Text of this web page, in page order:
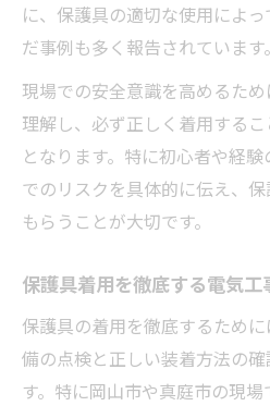
に、保護具の適切な使用によ
だ事例も多く報告されています。
現場での安全意識を高めるた
理解し、必ず正しく着用する
となります。特に初心者や経
でのリスクを具体的に伝え、
もらうことが大切です。
保護具着用を徹底する電気工
保護具の着用を徹底するため
備の点検と正しい装着方法の
す。特に岡山市や真庭市の現